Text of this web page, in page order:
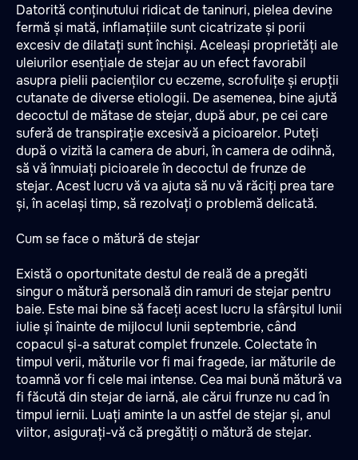
Datorită conținutului ridicat de taninuri, pielea devine
fermă și mată, inflamațiile sunt cicatrizate și porii
excesiv de dilatați sunt închiși. Aceleași proprietăți ale
uleiurilor esențiale de stejar au un efect favorabil
asupra pielii pacienților cu eczeme, scrofulițe și erupții
cutanate de diverse etiologii. De asemenea, bine ajută
decoctul de mătase de stejar, după abur, pe cei care
suferă de transpirație excesivă a picioarelor. Puteți
după o vizită la camera de aburi, în camera de odihnă,
să vă înmuiați picioarele în decoctul de frunze de
stejar. Acest lucru vă va ajuta să nu vă răciți prea tare
și, în același timp, să rezolvați o problemă delicată.
Cum se face o mătură de stejar
Există o oportunitate destul de reală de a pregăti
singur o mătură personală din ramuri de stejar pentru
baie. Este mai bine să faceți acest lucru la sfârșitul lunii
iulie și înainte de mijlocul lunii septembrie, când
copacul și-a saturat complet frunzele. Colectate în
timpul verii, măturile vor fi mai fragede, iar măturile de
toamnă vor fi cele mai intense. Cea mai bună mătură va
fi făcută din stejar de iarnă, ale cărui frunze nu cad în
timpul iernii. Luați aminte la un astfel de stejar și, anul
viitor, asigurați-vă că pregătiți o mătură de stejar.